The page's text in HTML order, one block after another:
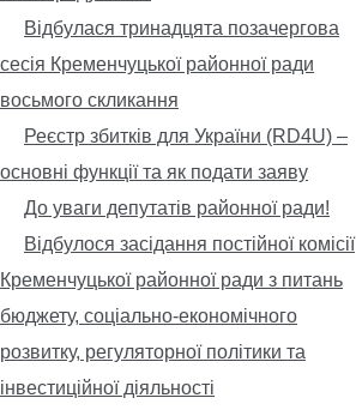
Відбулася тринадцята позачергова
сесія Кременчуцької районної ради
восьмого скликання
Реєстр збитків для України (RD4U) –
основні функції та як подати заяву
До уваги депутатів районної ради!
Відбулося засідання постійної комісії
Кременчуцької районної ради з питань
бюджету, соціально-економічного
розвитку, регуляторної політики та
інвестиційної діяльності